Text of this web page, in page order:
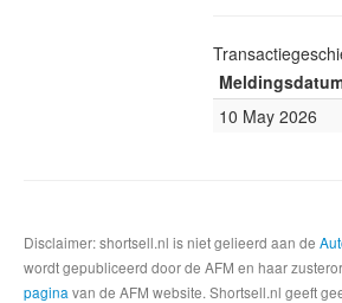
10 May 2026
Disclaimer: shortsell.nl is niet gelieerd aan de
wordt gepubliceerd door de AFM en haar
pagina van de AFM website. Shortsell.nl geeft